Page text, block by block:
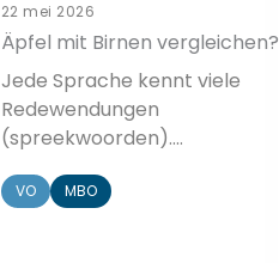
22 mei 2026
Äpfel mit Birnen vergleichen?
Jede Sprache kennt viele
Redewendungen
(spreekwoorden).
eine andere Bedeutung, sie
VO MBO